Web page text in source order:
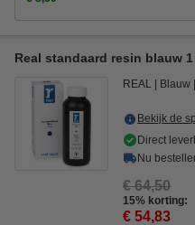
Real standaard resin blauw
REAL Blauw
Bekijk de
Direct
Nu
€ 64,50
15% korting:
€ 54,83